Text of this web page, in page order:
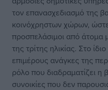
τον επανασχεδιασμό της
κοινόχρηστων χώρων,
προσπελάσιμοι από άτομα
της τρίτης ηλικίας. Στο
επιμέρους ανάγκες της
ρόλο που διαδραματίζει η
συνοικίες που δεν